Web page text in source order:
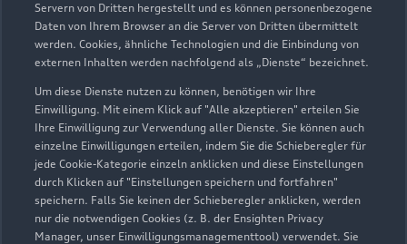
Servern von Dritten hergestellt und es können personenbezogene
Daten von Ihrem Browser an die Server von Dritten übermittelt
werden. Cookies, ähnliche Technologien und die Einbindung von
externen Inhalten werden nachfolgend als „Dienste“ bezeichnet.
Um diese Dienste nutzen zu können, benötigen wir Ihre
Einwilligung. Mit einem Klick auf "Alle akzeptieren" erteilen Sie
Ihre Einwilligung zur Verwendung aller Dienste. Sie können auch
einzelne Einwilligungen erteilen, indem Sie die Schieberegler für
jede Cookie-Kategorie einzeln anklicken und diese Einstellungen
durch Klicken auf "Einstellungen speichern und fortfahren"
speichern. Falls Sie keinen der Schieberegler anklicken, werden
nur die notwendigen Cookies (z. B. der Ensighten Privacy
Manager, unser Einwilligungsmanagementtool) verwendet. Sie
Gewerbestraße 38
26506 Norden
04931 93970
norden@eihusen-wilken.de